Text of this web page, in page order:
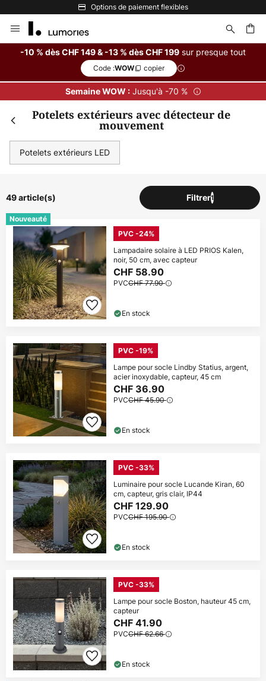
Options de paiement flexibles
Allez
au
contenu
-10 % dès CHF 149 & -13 % dès CHF 199 sur presque tout
Code :WOW copier
Semaine WOW :Jusqu'à -70 %
Potelets extérieurs avec détecteur de
mouvement
Potelets extérieurs LED
49 article(s) Filtrer1
Nouveauté
PVC -24%
Lampadaire solaire à LED PRIOS Kalen,
noir, 50 cm, avec capteur
CHF 58.90
PVCCHF 77.90
En stock
PVC -19%
Lampe pour socle Lindby Statius, argent,
acier inoxydable, capteur, 45 cm
CHF 36.90
PVCCHF 45.90
En stock
PVC -33%
Luminaire pour socle Lucande Kiran, 60
cm, capteur, gris clair, IP44
CHF 129.90
PVCCHF 195.90
En stock
PVC -33%
Lampe pour socle Boston, hauteur 45 cm,
capteur
CHF 41.90
PVCCHF 62.66
En stock
Remise supplémentaire
-10 % suppl.dès CHF 149
-13 % suppl.dès CHF 199
Code :WOW copier